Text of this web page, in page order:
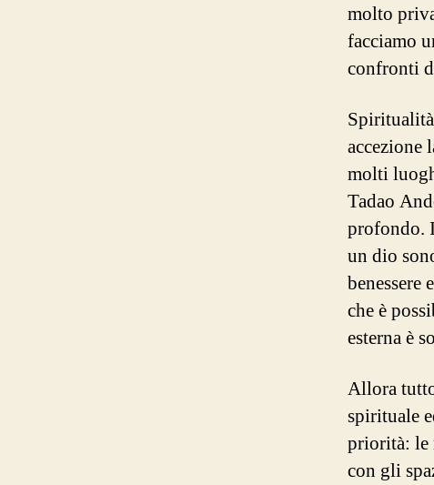
molto
facciamo
confronti
accezione
molti
Tadao
profondo.
un dio
benessere
che è
esterna è
Allora
spirituale
priorità: le
con gli